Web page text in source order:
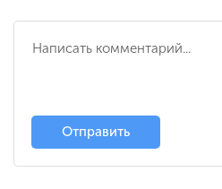
Отправить